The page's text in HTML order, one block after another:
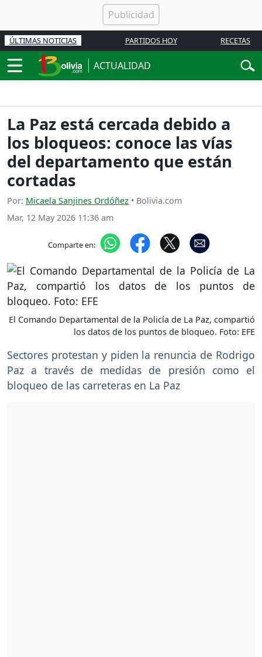
ÚLTIMAS NOTICIAS PARTIDOS HOY RECETAS
ACTUALIDAD
La Paz está cercada debido a
los bloqueos: conoce las vías
del departamento que están
cortadas
Por: Micaela Sanjines Ordóñez • Bolivia.com
Mar, 12 May 2026 11:36 am
Comparte en:
El Comando Departamental de la Policía de La Paz, compartió
los datos de los puntos de bloqueo. Foto: EFE
Sectores protestan y piden la renuncia de Rodrigo
Paz a través de medidas de presión como el
bloqueo de las carreteras en La Paz